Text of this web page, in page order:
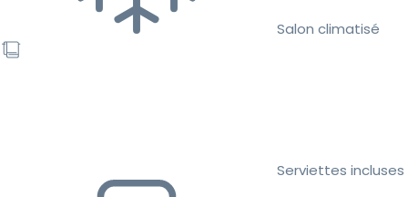
Salon climatisé
Serviettes incluses